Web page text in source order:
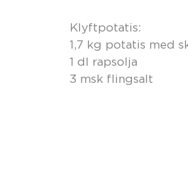
Klyftpotatis:
1,7 kg potatis med
1 dl rapsolja
3 msk flingsalt